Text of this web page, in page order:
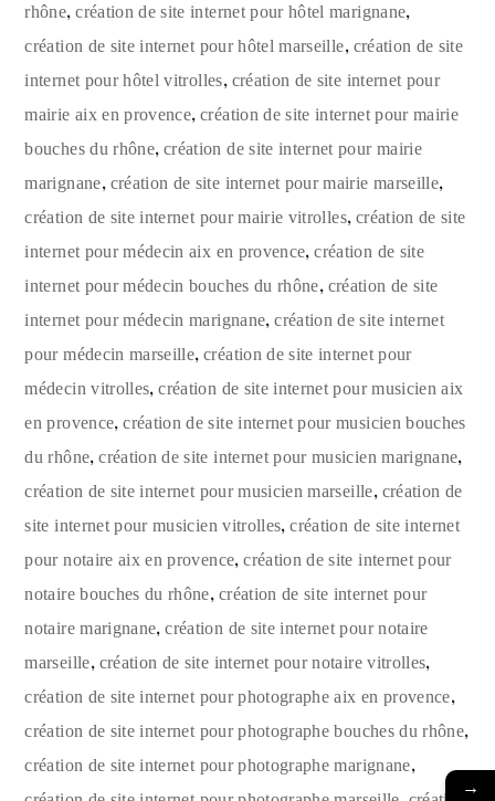
rhône,création de site internet pour hôtel marignane,
création de site internet pour hôtel marseille, création de site
internet pour hôtel vitrolles, création de site internet pour
mairie aix en provence,création de site internet pour mairie
bouches du rhône,création de site internet pour mairie
marignane, création de site internet pour mairie marseille,
création de site internet pour mairie vitrolles, création de site
internet pour médecin aix en provence,création de site
internet pour médecin bouches du rhône, création de site
internet pour médecin marignane,création de site internet
pour médecin marseille,création de site internet pour
médecin vitrolles,création de site internet pour musicien aix
en provence,création de site internet pour musicien bouches
du rhône,création de site internet pour musicien marignane,
création de site internet pour musicien marseille, création de
site internet pour musicien vitrolles,création de site internet
pour notaire aix en provence,création de site internet pour
notaire bouches du rhône, création de site internet pour
notaire marignane,création de site internet pour notaire
marseille, création de site internet pour notaire vitrolles,
création de site internet pour photographe aix en provence,
création de site internet pour photographe bouches du rhône,
création de site internet pour photographe marignane,
→